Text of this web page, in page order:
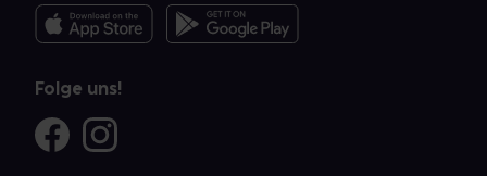
Folge uns!